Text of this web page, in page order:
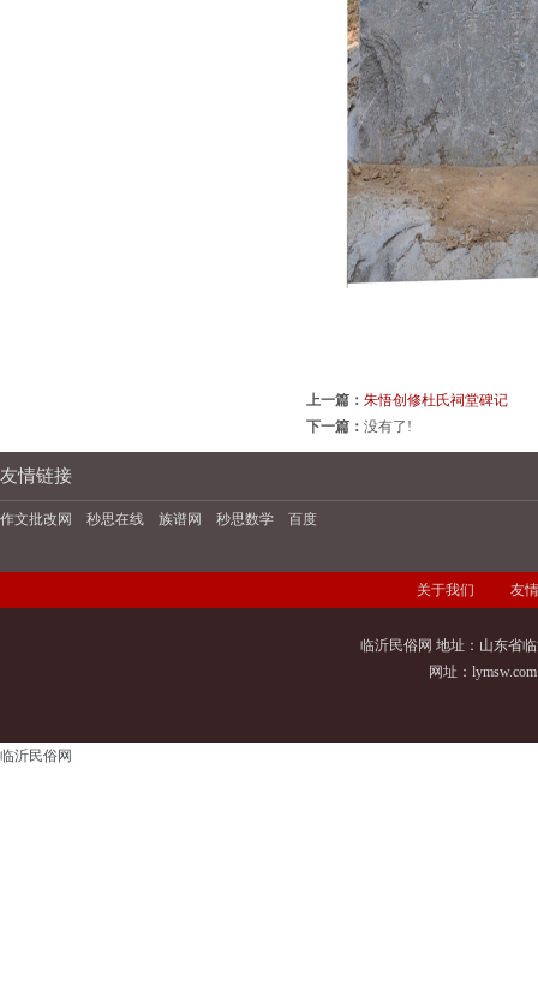
上一篇： 朱悟创修杜氏祠堂碑记
下一篇： 没有了!
友情链接
作文批改网 秒思在线 族谱网 秒思数学 百度
关于我们 友
临沂民俗网 地址：山东省
网址： lymsw.com
临沂民俗网